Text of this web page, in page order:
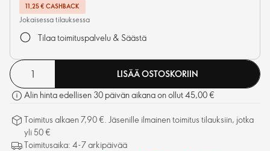
11,25 € CASHBACK
Jokaisessa tilauksessa
Tilaa toimituspalvelu & Säästä
LISÄÄ OSTOSKORIIN
Alin hinta edellisen 30 päivän aikana on ollut 45,00 €
Toimitus alkaen 7,90 €. Jäsenille ilmainen toimitus tilauksiin, jotka
yli 50 €
Toimitusaika: 4-7 arkipäivää